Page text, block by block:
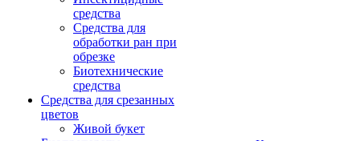
средства
Средства для
обработки ран при
обрезке
Биотехнические
средства
Средства для срезанных
цветов
Живой букет